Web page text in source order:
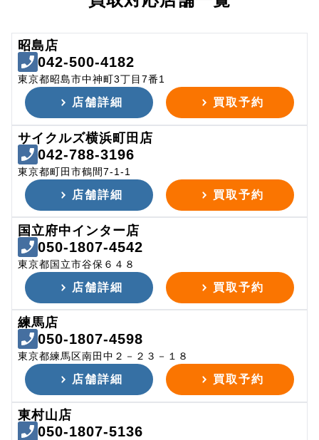
昭島店
042-500-4182
東京都昭島市中神町3丁目7番1
店舗詳細 買取予約
サイクルズ横浜町田店
042-788-3196
東京都町田市鶴間7-1-1
店舗詳細 買取予約
国立府中インター店
050-1807-4542
東京都国立市谷保６４８
店舗詳細 買取予約
練馬店
050-1807-4598
東京都練馬区南田中２－２３－１８
店舗詳細 買取予約
東村山店
050-1807-5136